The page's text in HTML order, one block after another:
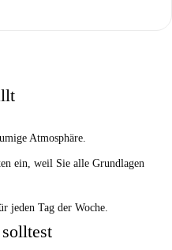
können Sie sonnige und
die im lebendigen Kreuzberg
Atmosphäre.
ein, weil Sie alle Grundlagen
jeden Tag der Woche.